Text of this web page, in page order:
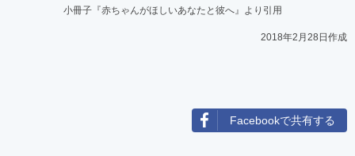
小冊子『赤ちゃんがほしいあなたと彼へ』より引用
2018年2月28日作成
Facebookで共有する